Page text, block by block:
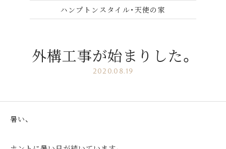
ハンプトンスタイル・天使の家
外構工事が始まりした。
2020.08.19
暑い、